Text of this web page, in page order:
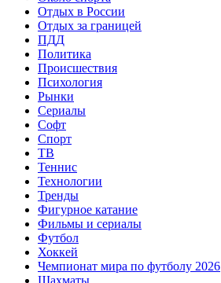
Отдых в России
Отдых за границей
ПДД
Политика
Происшествия
Психология
Рынки
Сериалы
Софт
Спорт
ТВ
Теннис
Технологии
Тренды
Фигурное катание
Фильмы и сериалы
Футбол
Хоккей
Чемпионат мира по футболу 2026
Шахматы